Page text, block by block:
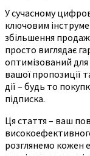
У сучасному
ключовим
збільшення
просто виглядає
оптимізований для
вашої пропозиції
дії – будь то
підписка.
Ця стаття – ваш
розглянемо кожен